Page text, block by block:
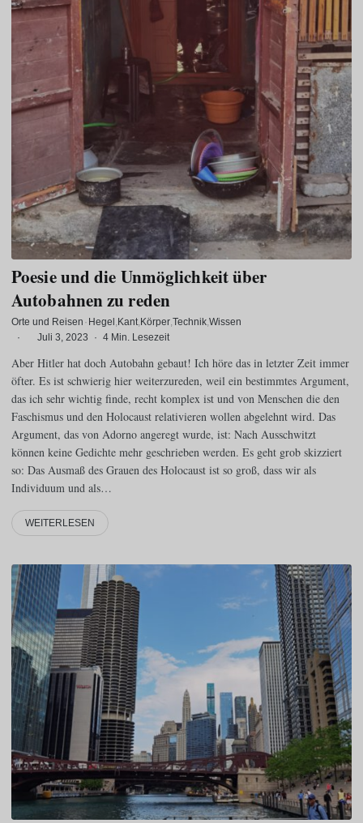
Poesie und die Unmöglichkeit über
Autobahnen zu reden
Orte und Reisen · Hegel Kant Körper Technik Wissen
·
Juli 3, 2023 · 4 Min. Lesezeit
Aber Hitler hat doch Autobahn gebaut! Ich höre das in letzter Zeit immer
öfter. Es ist schwierig hier weiterzureden, weil ein bestimmtes Argument,
das ich sehr wichtig finde, recht komplex ist und von Menschen die den
Faschismus und den Holocaust relativieren wollen abgelehnt wird. Das
Argument, das von Adorno angeregt wurde, ist: Nach Ausschwitzt
können keine Gedichte mehr geschrieben werden. Es geht grob skizziert
so: Das Ausmaß des Grauen des Holocaust ist so groß, dass wir als
Individuum und als…
WEITERLESEN